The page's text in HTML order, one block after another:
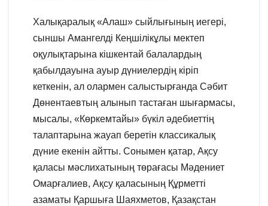
Халықаралық «Алаш» сыйлығының иегері,
сыншы Амангелді Кеңшілікұлы мектеп
оқулықтарына кішкентай балалардың
қабылдауына ауыр дүниелердің кіріп
кеткенін, ал олармен салыстырғанда Сәбит
Дөнентаевтың алынып тастаған шығармасы,
мысалы, «Көркемтайы» бүкіл әдебиеттің
талаптарына жауап беретін классикалық
дүние екенін айтты. Сонымен қатар, Ақсу
қаласы мәслихатының төрағасы Мәдениет
Омарғалиев, Ақсу қаласының Құрметті
азаматы Қаршыға Шаяхметов, Қазақстан